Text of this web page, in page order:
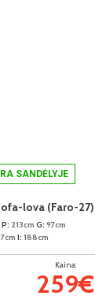
SANDĖLYJE
lova (Faro-27)
P: 213cm G: 97cm
I: 188cm
Kaina:
259€